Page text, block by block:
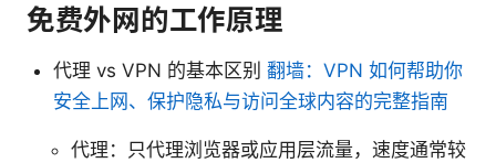
免费外网的工作原理
代理 vs VPN 的基本区别 翻墙：VPN 如何帮助你
安全上网、保护隐私与访问全球内容的完整指南
代理：只代理浏览器或应用层流量，速度通常较